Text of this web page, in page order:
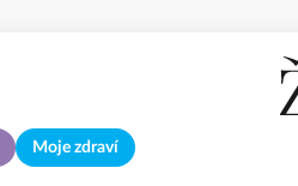
Moje zdraví